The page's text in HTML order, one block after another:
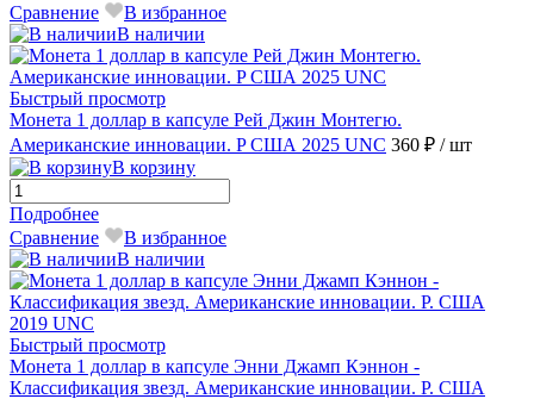
Сравнение
В избранное
В наличии
Быстрый просмотр
Монета 1 доллар в капсуле Рей Джин Монтегю.
Американские инновации. P США 2025 UNC 360 ₽ / шт
В корзину
Подробнее
Сравнение
В избранное
В наличии
Быстрый просмотр
Монета 1 доллар в капсуле Энни Джамп Кэннон -
Классификация звезд. Американские инновации. Р. США